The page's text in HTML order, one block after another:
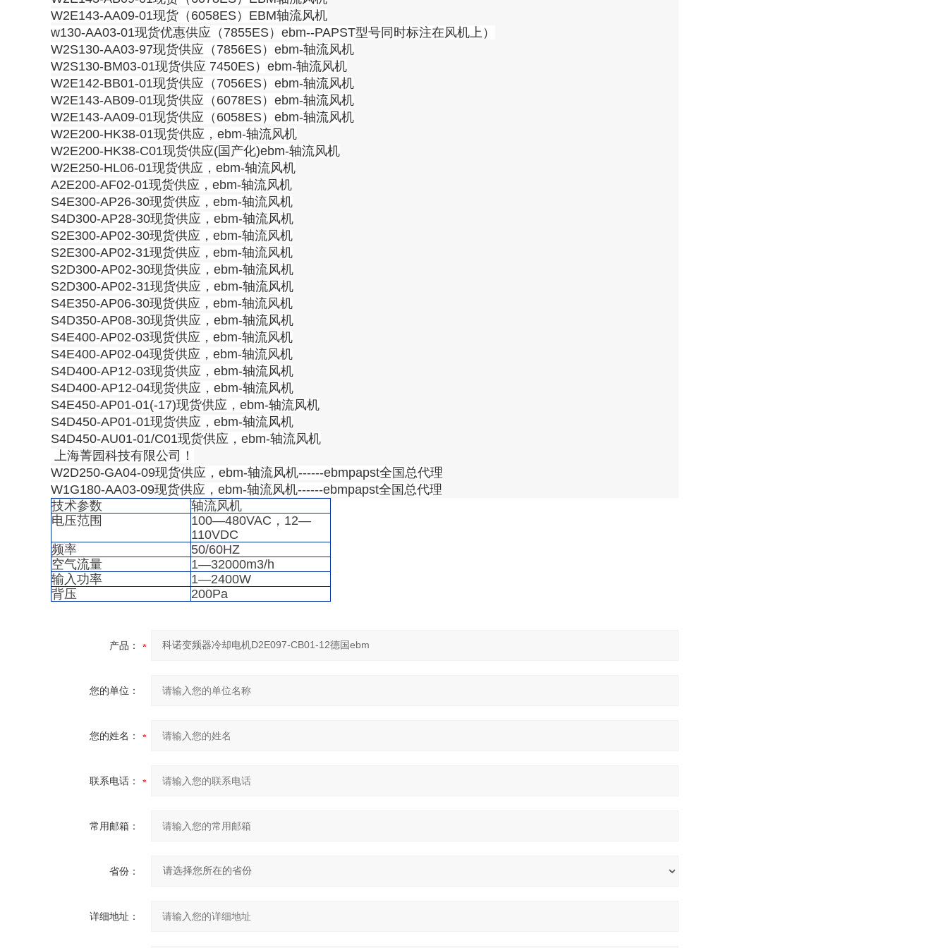
W2E143-AA09-01现货（6058ES）EBM轴流风机
w130-AA03-01现货优惠供应（7855ES）ebm--PAPST型号同时标注在风机上）
W2S130-AA03-97现货供应（7856ES）ebm-轴流风机
W2S130-BM03-01现货供应 7450ES）ebm-轴流风机
W2E142-BB01-01现货供应（7056ES）ebm-轴流风机
W2E143-AB09-01现货供应（6078ES）ebm-轴流风机
W2E143-AA09-01现货供应（6058ES）ebm-轴流风机
W2E200-HK38-01现货供应，ebm-轴流风机
W2E200-HK38-C01现货供应(国产化)ebm-轴流风机
W2E250-HL06-01现货供应，ebm-轴流风机
A2E200-AF02-01现货供应，ebm-轴流风机
S4E300-AP26-30现货供应，ebm-轴流风机
S4D300-AP28-30现货供应，ebm-轴流风机
S2E300-AP02-30现货供应，ebm-轴流风机
S2E300-AP02-31现货供应，ebm-轴流风机
S2D300-AP02-30现货供应，ebm-轴流风机
S2D300-AP02-31现货供应，ebm-轴流风机
S4E350-AP06-30现货供应，ebm-轴流风机
S4D350-AP08-30现货供应，ebm-轴流风机
S4E400-AP02-03现货供应，ebm-轴流风机
S4E400-AP02-04现货供应，ebm-轴流风机
S4D400-AP12-03现货供应，ebm-轴流风机
S4D400-AP12-04现货供应，ebm-轴流风机
S4E450-AP01-01(-17)现货供应，ebm-轴流风机
S4D450-AP01-01现货供应，ebm-轴流风机
S4D450-AU01-01/C01现货供应，ebm-轴流风机
上海菁园科技有限公司！
W2D250-GA04-09现货供应，ebm-轴流风机------ebmpapst全国总代理
W1G180-AA03-09现货供应，ebm-轴流风机------ebmpapst全国总代理
技术参数
轴流风机
电压范围
100—480VAC，12—
110VDC
频率
50/60HZ
空气流量
1—32000m3/h
输入功率
1—2400W
背压
200Pa
产品：
您的单位：
您的姓名：
联系电话：
常用邮箱：
省份：
详细地址：